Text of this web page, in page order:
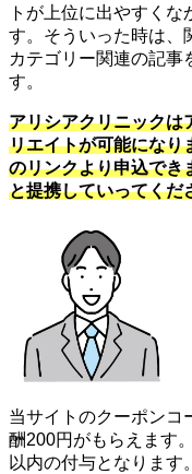
トが上位に出やすく
す。そういった時は、
カテゴリー関連の記事
す。
アリシアクリニックは
リエイトが可能になり
のリンクより申込でき
と提携していってくだ
当サイトのクーポンコ
酬200円がもらえます
以内の付与となります。